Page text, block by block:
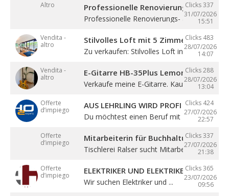
Altro
Clicks 337
31/07/2026
15:51
Professionelle Renovierung
Professionelle Renovierungs- &
Vendita -
altro
Clicks 483
28/07/2026
14:07
Stilvolles Loft mit 5 Zimmern
Zu verkaufen: Stilvolles Loft in Sterzing! ...
Vendita -
altro
Clicks 288
28/07/2026
13:04
E-Gitarre HB-35Plus Lemon
Verkaufe meine E-Gitarre. Kaum gespielt, ...
Offerte
d’impiego
Clicks 424
27/07/2026
22:57
AUS LEHRLING WIRD PROFI – STARTE
Du möchtest einen Beruf mit Zukunft
Offerte
d’impiego
Clicks 337
27/07/2026
21:38
Mitarbeiterin für Buchhaltung (m/w/d)
Tischlerei Ralser sucht Mitarbeiterin für ...
Offerte
d’impiego
Clicks 365
23/07/2026
09:56
ELEKTRIKER UND ELEKTRIKERLEHRLING
Wir suchen Elektriker und ...